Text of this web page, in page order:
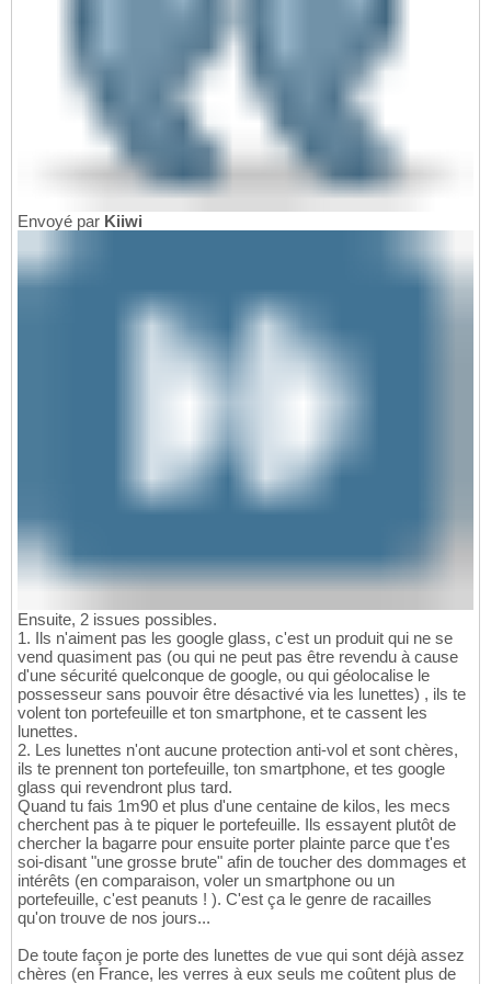
Envoyé par Kiiwi
Ensuite, 2 issues possibles.
1. Ils n'aiment pas les google glass, c'est un produit qui ne se
vend quasiment pas (ou qui ne peut pas être revendu à cause
d'une sécurité quelconque de google, ou qui géolocalise le
possesseur sans pouvoir être désactivé via les lunettes) , ils te
volent ton portefeuille et ton smartphone, et te cassent les
lunettes.
2. Les lunettes n'ont aucune protection anti-vol et sont chères,
ils te prennent ton portefeuille, ton smartphone, et tes google
glass qui revendront plus tard.
Quand tu fais 1m90 et plus d'une centaine de kilos, les mecs
cherchent pas à te piquer le portefeuille. Ils essayent plutôt de
chercher la bagarre pour ensuite porter plainte parce que t'es
soi-disant "une grosse brute" afin de toucher des dommages et
intérêts (en comparaison, voler un smartphone ou un
portefeuille, c'est peanuts ! ). C'est ça le genre de racailles
qu'on trouve de nos jours...
De toute façon je porte des lunettes de vue qui sont déjà assez
chères (en France, les verres à eux seuls me coûtent plus de